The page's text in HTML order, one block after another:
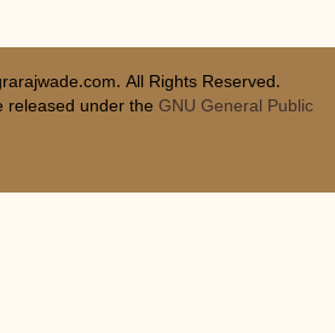
All Rights Reserved.
released under the GNU General Public